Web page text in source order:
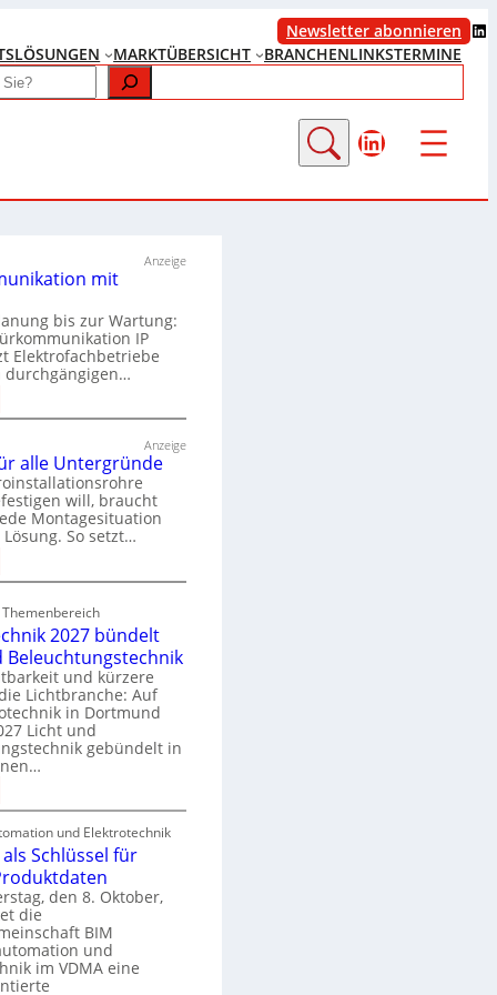
Newsletter abonnieren LinkedIn
LÖSUNGEN MARKTÜBERSICHT BRANCHENLINKSTERMINE
LinkedIn
Anzeige
mit
bis zur Wartung:
IP
Elektrofachbetriebe
durchgängigen…
Anzeige
alle Untergründe
will, braucht
Montagesituation
So setzt…
2027 bündelt
Beleuchtungstechnik
und kürzere
Lichtbranche: Auf
in Dortmund
Licht und
gebündelt in
und Elektrotechnik
als Schlüssel für
den 8. Oktober,
die
BIM
und
im VDMA eine